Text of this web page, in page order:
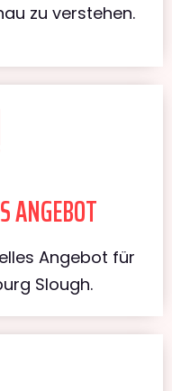
zu verstehen.
ANGEBOT
Angebot für
Slough.